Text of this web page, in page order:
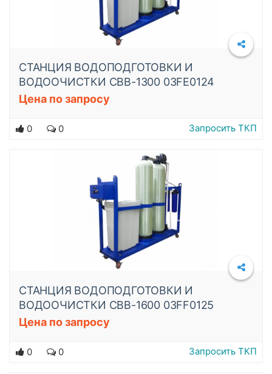
СТАНЦИЯ ВОДОПОДГОТОВКИ И
ВОДООЧИСТКИ СВВ-1300 03FE0124
Цена по запросу
0 0 Запросить ТКП
СТАНЦИЯ ВОДОПОДГОТОВКИ И
ВОДООЧИСТКИ СВВ-1600 03FF0125
Цена по запросу
0 0 Запросить ТКП